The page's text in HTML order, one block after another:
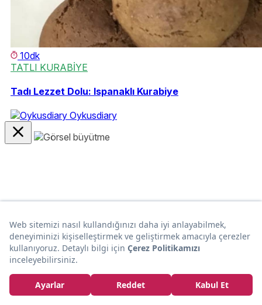
10dk
TATLI KURABİYE
Tadı Lezzet Dolu: Ispanaklı Kurabiye
Oykusdiary